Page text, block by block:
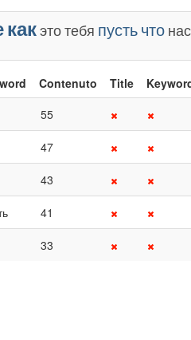
какэтотебя пустьчтонас
Contenuto Title
55
47
43
41
33